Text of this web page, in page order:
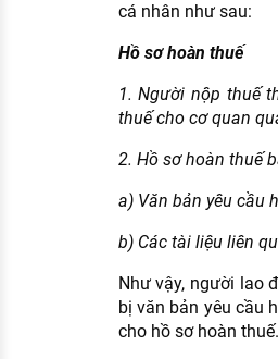
cá nhân như sau:
Hồ sơ hoàn thuế
1. Người nộp thuế
thuế cho cơ quan
2. Hồ sơ hoàn thuế
a) Văn bản yêu cầu
b) Các tài liệu liên
Như vậy, người lao
bị văn bản yêu cầu
cho hồ sơ hoàn thuế.